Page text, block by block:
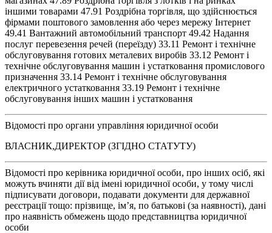
іншими товарами 47.91 Роздрібна торгівля, що здійснюється
фірмами поштового замовлення або через мережу Інтернет
49.41 Вантажний автомобільний транспорт 49.42 Надання
послуг перевезення речей (переїзду) 33.11 Ремонт і технічне
обслуговування готових металевих виробів 33.12 Ремонт і
технічне обслуговування машин і устатковання промислового
призначення 33.14 Ремонт і технічне обслуговування
електричного устатковання 33.19 Ремонт і технічне
обслуговування інших машин і устатковання
Відомості про органи управління юридичної особи
ВЛАСНИК,ДИРЕКТОР (ЗГІДНО СТАТУТУ)
Відомості про керівника юридичної особи, про інших осіб, які
можуть вчиняти дії від імені юридичної особи, у тому числі
підписувати договори, подавати документи для державної
реєстрації тощо: прізвище, ім’я, по батькові (за наявності), дані
про наявність обмежень щодо представництва юридичної
особи